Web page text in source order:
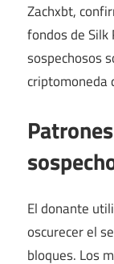
Zachxbt,
fondos de Silk
sospechosos
criptomoneda
El donante
oscurecer el
bloques. Los